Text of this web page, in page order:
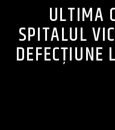
ULTIMA
SPITALUL